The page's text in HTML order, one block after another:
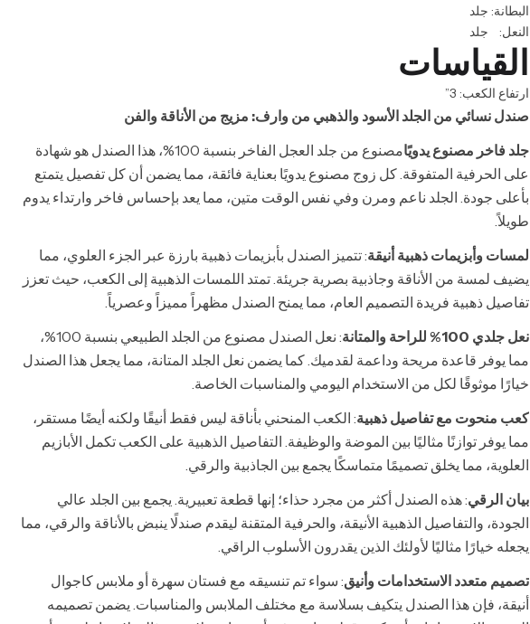
البطانة: جلد
النعل: جلد
القياسات
ارتفاع الكعب: 3”
صندل نسائي من الجلد الأسود والذهبي من وارف: مزيج من الأناقة والفن
جلد فاخر مصنوع يدويًا
مصنوع من جلد العجل الفاخر بنسبة 100%، هذا الصندل هو شهادة
على الحرفية المتفوقة. كل زوج مصنوع يدويًا بعناية فائقة، مما يضمن أن كل تفصيل يتمتع
بأعلى جودة. الجلد ناعم ومرن وفي نفس الوقت متين، مما يعد بإحساس فاخر وارتداء يدوم
طويلاً.
لمسات وأبزيمات ذهبية أنيقة: تتميز الصندل بأبزيمات ذهبية بارزة عبر الجزء العلوي، مما
يضيف لمسة من الأناقة وجاذبية بصرية جريئة. تمتد اللمسات الذهبية إلى الكعب، حيث تعزز
تفاصيل ذهبية فريدة التصميم العام، مما يمنح الصندل مظهراً مميزاً وعصرياً.
نعل جلدي 100% للراحة والمتانة
: نعل الصندل مصنوع من الجلد الطبيعي بنسبة 100%،
مما يوفر قاعدة مريحة وداعمة لقدميك. كما يضمن نعل الجلد المتانة، مما يجعل هذا الصندل
خيارًا موثوقًا لكل من الاستخدام اليومي والمناسبات الخاصة.
كعب منحوت مع تفاصيل ذهبية: الكعب المنحني بأناقة ليس فقط أنيقًا ولكنه أيضًا مستقر،
مما يوفر توازنًا مثاليًا بين الموضة والوظيفة. التفاصيل الذهبية على الكعب تكمل الأبازيم
العلوية، مما يخلق تصميمًا متماسكًا يجمع بين الجاذبية والرقي.
بيان الرقي: هذه الصندل أكثر من مجرد حذاء؛ إنها قطعة تعبيرية. يجمع بين الجلد عالي
الجودة، والتفاصيل الذهبية الأنيقة، والحرفية المتقنة ليقدم صندلًا ينبض بالأناقة والرقي، مما
يجعله خيارًا مثاليًا لأولئك الذين يقدرون الأسلوب الراقي.
تصميم متعدد الاستخدامات وأنيق: سواء تم تنسيقه مع فستان سهرة أو ملابس كاجوال
أنيقة، فإن هذا الصندل يتكيف بسلاسة مع مختلف الملابس والمناسبات. يضمن تصميمه